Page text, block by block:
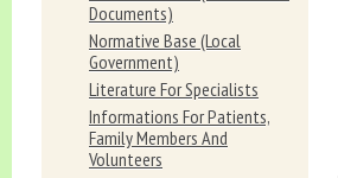
Documents)
Normative Вase (Local
Government)
Literature For Specialists
Informations For Patients,
Family Members And
Volunteers